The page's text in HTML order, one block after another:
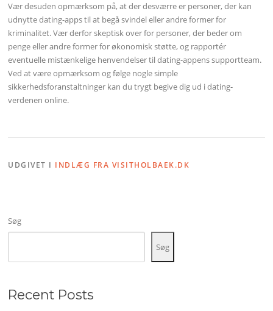
Vær desuden opmærksom på, at der desværre er personer, der kan
udnytte dating-apps til at begå svindel eller andre former for
kriminalitet. Vær derfor skeptisk over for personer, der beder om
penge eller andre former for økonomisk støtte, og rapportér
eventuelle mistænkelige henvendelser til dating-appens supportteam.
Ved at være opmærksom og følge nogle simple
sikkerhedsforanstaltninger kan du trygt begive dig ud i dating-
verdenen online.
UDGIVET I INDLÆG FRA VISITHOLBAEK.DK
Søg
Søg
Recent Posts